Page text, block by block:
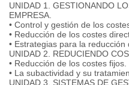
UNIDAD 1. GESTIONANDO
EMPRESA.
• Control y gestión de los
• Reducción de los costes
• Estrategias para la reducción
UNIDAD 2. REDUCIENDO
• Reducción de los costes fijos.
• La subactividad y su
UNIDAD 3. SISTEMAS DE